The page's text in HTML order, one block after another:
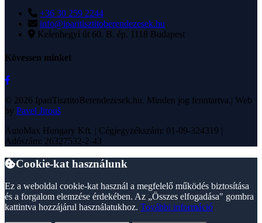
+36 30 259 2244
info@iparitisztitoberendezesek.hu
Kelenhegyi út 60. B. ép. 1118 Budapest
Kövessen minket
© 2026 IpariTisztitoBerendezesek.hu. Minden jog fenntartva.| Web
by Pavel Jirouš
AutoMax Hungary Kft. | Cégjegyzékszám: 01-09-324319 |
Adószám: 26327532-2-43
Cookie-kat használunk
Ez a weboldal cookie-kat használ a megfelelő működés biztosítása
és a forgalom elemzése érdekében. Az „Összes elfogadása" gombra
kattintva hozzájárul használatukhoz. További információ